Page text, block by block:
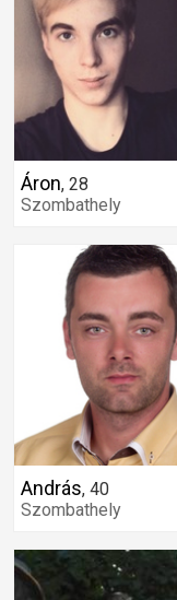
Áron, 28
Szombathely
András, 40
Szombathely